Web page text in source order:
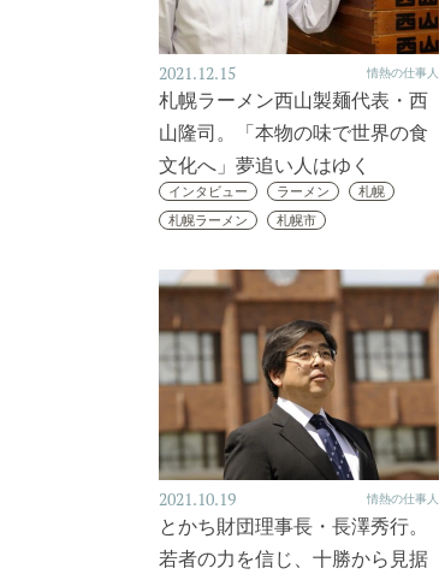
2021.12.15 情熱の仕事人
札幌ラーメン西山製麺代表・西
山隆司。「本物の味で世界の食
文化へ」夢追い人はゆく
インタビュー ラーメン
札幌
札幌ラーメン
札幌市
2021.10.19 情熱の仕事人
とかち財団理事長・長澤秀行。
若者の力を信じ、十勝から見据